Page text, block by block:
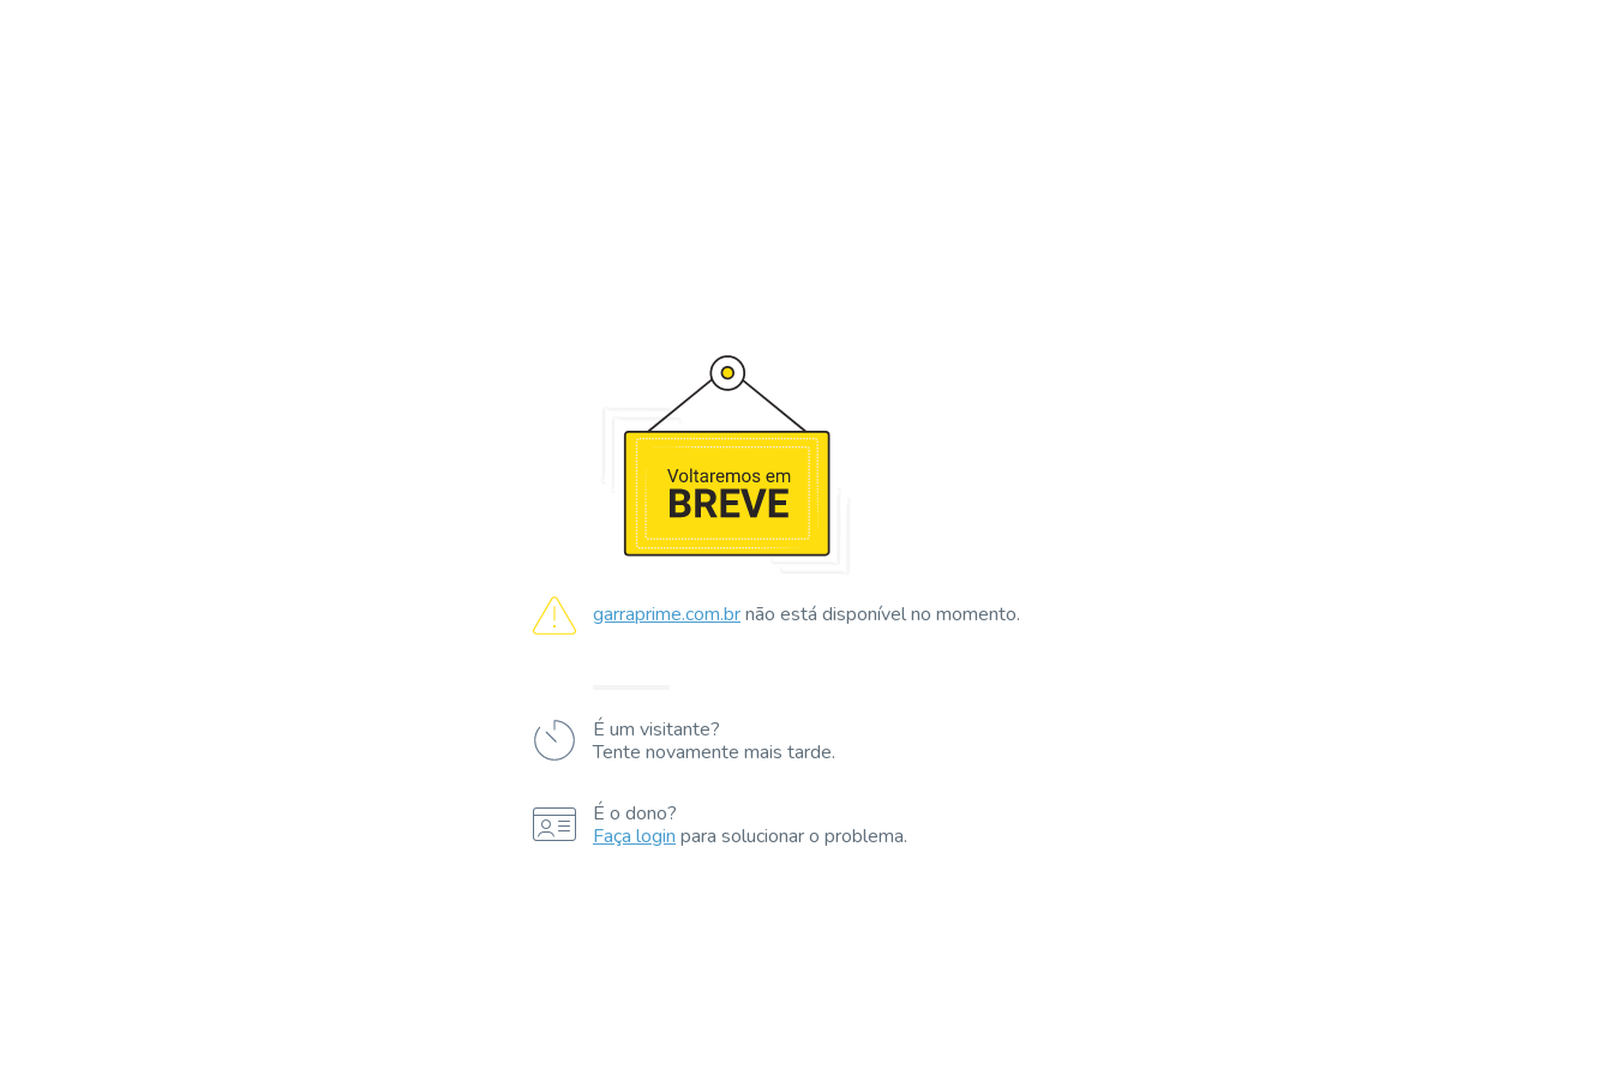
garraprime.com.brnão está disponível no momento.
É um visitante?
Tente novamente mais tarde.
É o dono?
Faça login para solucionar o problema.